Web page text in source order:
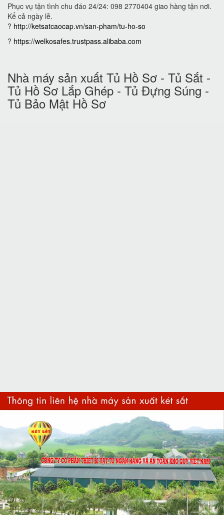
Phục vụ tận tình chu đáo 24/24: 098 2770404 giao hàng tận nơi.
Kể cả ngày lễ.
? http://ketsatcaocap.vn/san-pham/tu-ho-so
? https://welkosafes.trustpass.alibaba.com
Nhà máy sản xuất Tủ Hồ Sơ - Tủ Sắt -
Tủ Hồ Sơ Lắp Ghép - Tủ Đựng Súng -
Tủ Bảo Mật Hồ Sơ